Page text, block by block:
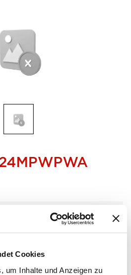
Cookies
um Inhalte und Anzeigen zu
zum Zitat hinzufügen